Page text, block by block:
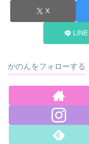
X
LINE
かのんをフォローする